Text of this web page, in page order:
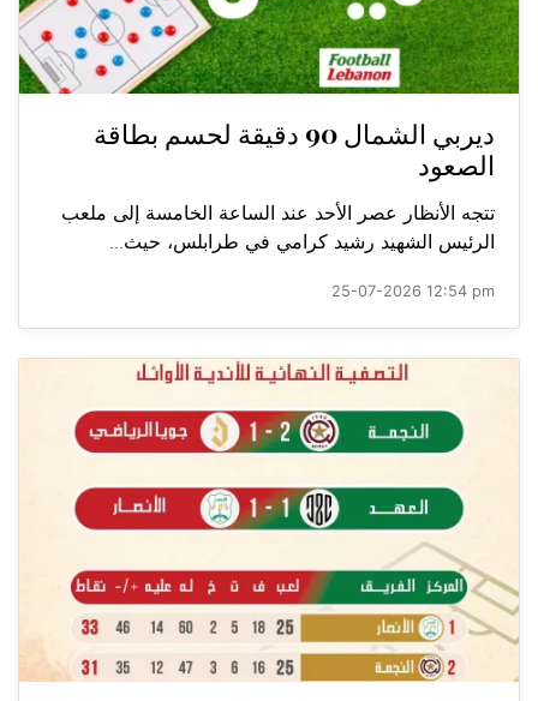
ديربي الشمال 90 دقيقة لحسم بطاقة
الصعود
تتجه الأنظار عصر الأحد عند الساعة الخامسة إلى ملعب
الرئيس الشهيد رشيد كرامي في طرابلس، حيث...
25-07-2026 12:54 pm